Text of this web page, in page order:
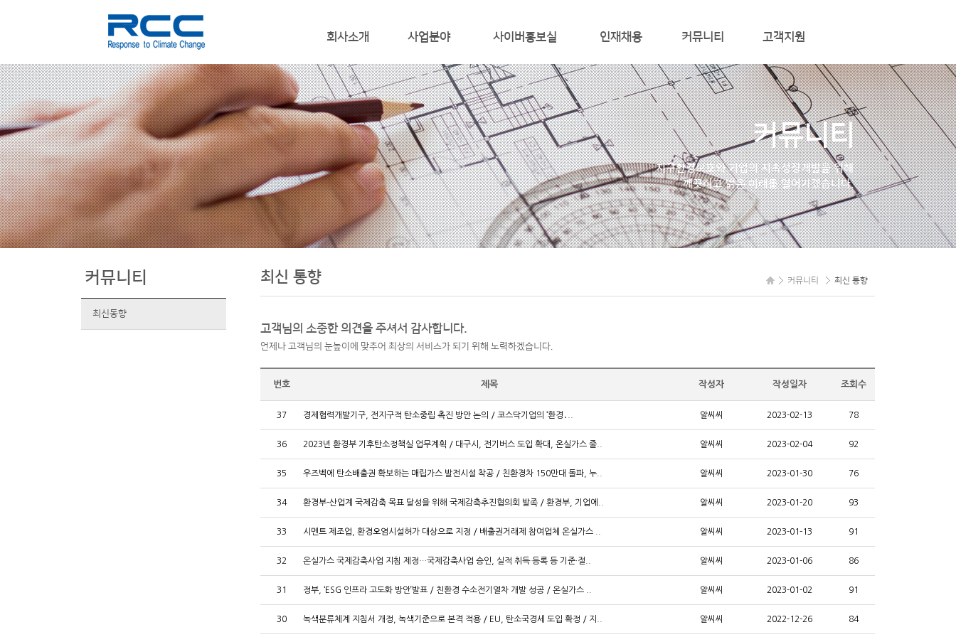
회사소개
ABOUT RCC
CEO 인사말
연 혁
사업영역
조직도
주요 사업 실적
사업분야
온실가스 규제 대응
에너지 경영,에너지진단 사업
통합환경관리
CDM, 해외사업
TOTAL IT 솔루션
사이버홍보실
RCC 언론뉴스
홍보 동영상
면허 및 인증
인재채용
인재상
채용안내
커뮤니티
최신 동향
고객지원
컨설팅 문의/신청
질문과 답변
온라인 문의
관련사이트
MEMBER
커뮤니티
지구환경보호와 기업의지속성장개발을 위해
깨끗하고 밝은 미래를열어가겠습니다.
커뮤니티
최신동향
커뮤니티 최신 통향
최신 통향
고객님의 소중한 의견을 주셔서 감사합니다.
언제나 고객님의 눈높이에 맞추어 최상의 서비스가 되기 위해 노력하겠습니다.
번호 제목 작성자 작성일자 조회수
37 경제협력개발기구, 전지구적 탄소중립 촉진 방안 논의 / 코스닥기업의 ‘환경․.. 알씨씨 2023-02-13 78
36 2023년 환경부 기후탄소정책실 업무계획 / 대구시, 전기버스 도입 확대, 온실가스 줄.. 알씨씨 2023-02-04 92
35 우즈벡에 탄소배출권 확보하는 매립가스 발전시설 착공 / 친환경차 150만대 돌파, 누.. 알씨씨 2023-01-30 76
34 환경부-산업계 국제감축 목표 달성을 위해 국제감축추진협의회 발족 / 환경부, 기업에.. 알씨씨 2023-01-20 93
33 시멘트 제조업, 환경오염시설허가 대상으로 지정 / 배출권거래제 참여업체 온실가스 .. 알씨씨 2023-01-13 91
32 온실가스 국제감축사업 지침 제정…국제감축사업 승인, 실적 취득·등록 등 기준·절.. 알씨씨 2023-01-06 86
31 정부, ‘ESG 인프라 고도화 방안’발표 / 친환경 수소전기열차 개발 성공 / 온실가스 .. 알씨씨 2023-01-02 91
30 녹색분류체계 지침서 개정, 녹색기준으로 본격 적용 / EU, 탄소국경세 도입 확정 / 지.. 알씨씨 2022-12-26 84